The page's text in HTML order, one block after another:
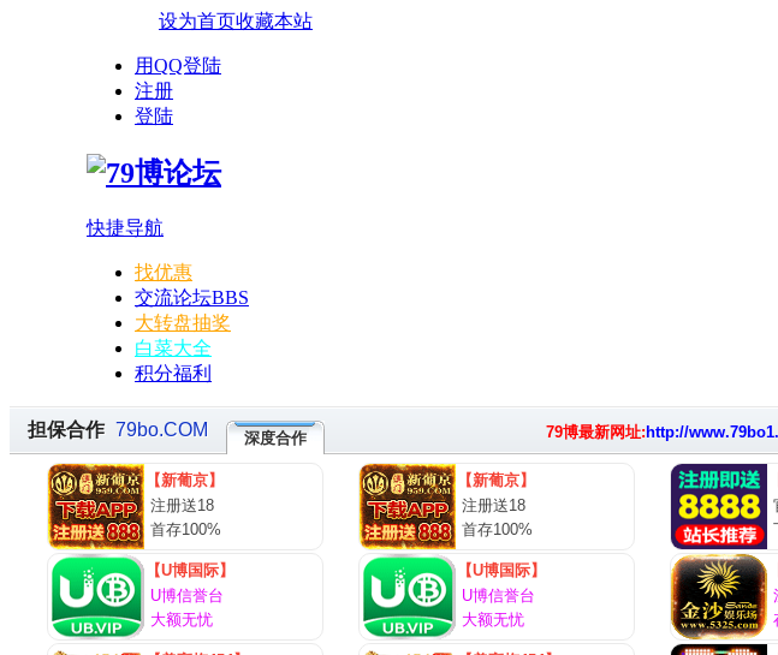
设为首页收藏本站
用QQ登陆
注册
登陆
快捷导航
找优惠
交流论坛BBS
大转盘抽奖
白菜大全
积分福利